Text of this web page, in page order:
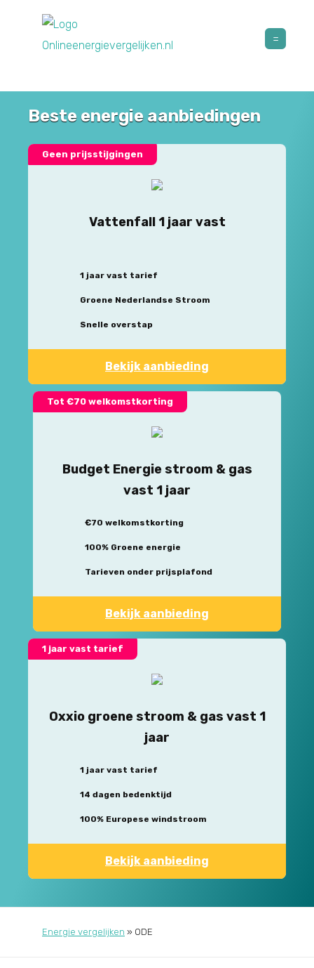
Beste energie aanbiedingen
Geen prijsstijgingen
Vattenfall 1 jaar vast
1 jaar vast tarief
Groene Nederlandse Stroom
Snelle overstap
Bekijk aanbieding
Tot €70 welkomstkorting
Budget Energie stroom & gas
vast 1 jaar
€70 welkomstkorting
100% Groene energie
Tarieven onder prijsplafond
Bekijk aanbieding
1 jaar vast tarief
Oxxio groene stroom & gas vast 1
jaar
1 jaar vast tarief
14 dagen bedenktijd
100% Europese windstroom
Bekijk aanbieding
Energie vergelijken » ODE